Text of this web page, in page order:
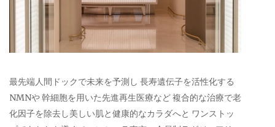
最先端人間ドックで未来を予測し 長寿遺伝子を活性化する
NMNや 幹細胞を用いた先進再生医療など 複合的な治療で老
化因子を除去し美しい肌と健康的なカラダへと ワンストッ